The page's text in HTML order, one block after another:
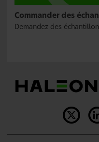
Commander des
Demandez des